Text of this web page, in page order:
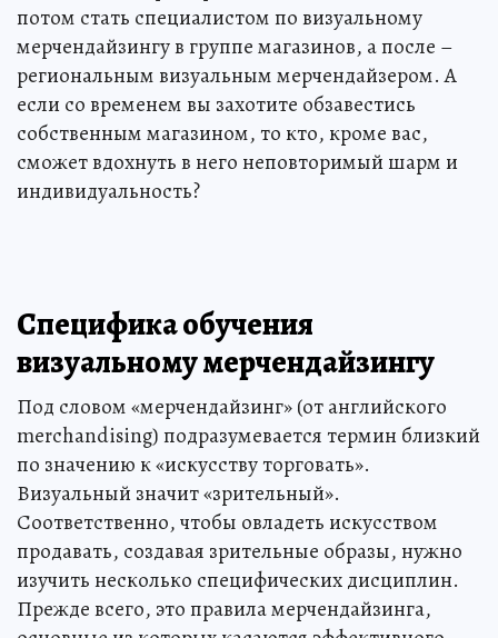
потом стать специалистом по визуальному
мерчендайзингу в группе магазинов, а после –
региональным визуальным мерчендайзером. А
если со временем вы захотите обзавестись
собственным магазином, то кто, кроме вас,
сможет вдохнуть в него неповторимый шарм и
индивидуальность?
Специфика обучения
визуальному мерчендайзингу
Под словом «мерчендайзинг» (от английского
merchandising) подразумевается термин близкий
по значению к «искусству торговать».
Визуальный значит «зрительный».
Соответственно, чтобы овладеть искусством
продавать, создавая зрительные образы, нужно
изучить несколько специфических дисциплин.
Прежде всего, это правила мерчендайзинга,